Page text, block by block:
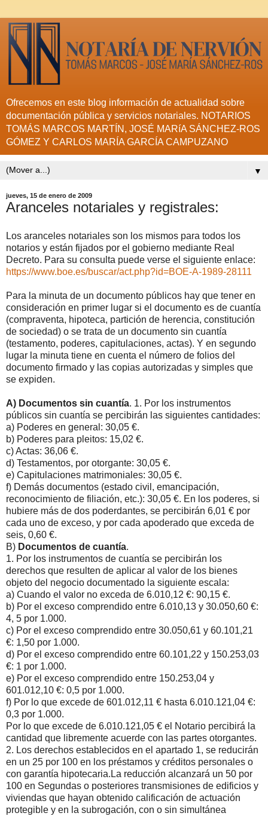
Ofrecemos en este blog información de actualidad sobre
documentación pública y servicios notariales. NOTARIOS
TOMÁS MARCOS MARTÍN, JOSÉ MARíA SÁNCHEZ-ROS
GÓMEZ Y CARLOS MARÍA GARCÍA CAMPUZANO
▼
jueves, 15 de enero de 2009
Aranceles notariales y registrales:
Los aranceles notariales son los mismos para todos los
notarios y están fijados por el gobierno mediante Real
Decreto. Para su consulta puede verse el siguiente enlace:
https://www.boe.es/buscar/act.php?id=BOE-A-1989-28111
Para la minuta de un documento públicos hay que tener en
consideración en primer lugar si el documento es de cuantía
(compraventa, hipoteca, partición de herencia, constitución
de sociedad) o se trata de un documento sin cuantía
(testamento, poderes, capitulaciones, actas). Y en segundo
lugar la minuta tiene en cuenta el número de folios del
documento firmado y las copias autorizadas y simples que
se expiden.
A) Documentos sin cuantía. 1. Por los instrumentos
públicos sin cuantía se percibirán las siguientes cantidades:
a) Poderes en general: 30,05 €.
b) Poderes para pleitos: 15,02 €.
c) Actas: 36,06 €.
d) Testamentos, por otorgante: 30,05 €.
e) Capitulaciones matrimoniales: 30,05 €.
f) Demás documentos (estado civil, emancipación,
reconocimiento de filiación, etc.): 30,05 €. En los poderes, si
hubiere más de dos poderdantes, se percibirán 6,01 € por
cada uno de exceso, y por cada apoderado que exceda de
seis, 0,60 €.
B) Documentos de cuantía.
1. Por los instrumentos de cuantía se percibirán los
derechos que resulten de aplicar al valor de los bienes
objeto del negocio documentado la siguiente escala:
a) Cuando el valor no exceda de 6.010,12 €: 90,15 €.
b) Por el exceso comprendido entre 6.010,13 y 30.050,60 €:
4, 5 por 1.000.
c) Por el exceso comprendido entre 30.050,61 y 60.101,21
€: 1,50 por 1.000.
d) Por el exceso comprendido entre 60.101,22 y 150.253,03
€: 1 por 1.000.
e) Por el exceso comprendido entre 150.253,04 y
601.012,10 €: 0,5 por 1.000.
f) Por lo que excede de 601.012,11 € hasta 6.010.121,04 €:
0,3 por 1.000.
Por lo que excede de 6.010.121,05 € el Notario percibirá la
cantidad que libremente acuerde con las partes otorgantes.
2. Los derechos establecidos en el apartado 1, se reducirán
en un 25 por 100 en los préstamos y créditos personales o
con garantía hipotecaria.La reducción alcanzará un 50 por
100 en Segundas o posteriores transmisiones de edificios y
viviendas que hayan obtenido calificación de actuación
protegible y en la subrogación, con o sin simultánea